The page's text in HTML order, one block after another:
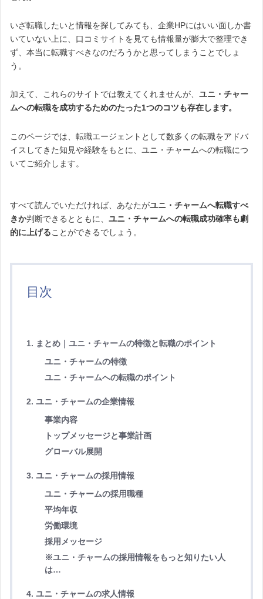
いざ転職したいと情報を探してみても、企業HPにはいい面しか書
いていない上に、口コミサイトを見ても情報量が膨大で整理でき
ず、本当に転職すべきなのだろうかと思ってしまうことでしょ
う。
加えて、これらのサイトでは教えてくれませんが、 ユニ・チャー
ムへの転職を成功するためのたった1つのコツも存在します。
このページでは、転職エージェントとして数多くの転職をアドバ
イスしてきた知見や経験をもとに、ユニ・チャームへの転職につ
いてご紹介します。
すべて読んでいただければ、あなたがユニ・チャームへ転職すべ
きか判断できるとともに、 ユニ・チャームへの転職成功確率も劇
的に上げることができるでしょう。
目次
1. まとめ｜ユニ・チャームの特徴と転職のポイント
ユニ・チャームの特徴
ユニ・チャームへの転職のポイント
2. ユニ・チャームの企業情報
事業内容
トップメッセージと事業計画
グローバル展開
3. ユニ・チャームの採用情報
ユニ・チャームの採用職種
平均年収
労働環境
採用メッセージ
※ユニ・チャームの採用情報をもっと知りたい人
は…
4. ユニ・チャームの求人情報